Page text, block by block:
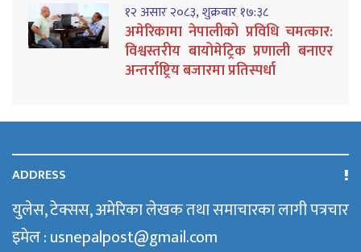
१२ असार २०८३, शुक्रबार १७:३८
अमेरिकामा नेपालीको प्रविधि चमत्कार:
विश्वस्तरीय बायोमेट्रिक प्रणाली बनाएर
अन्तर्राष्ट्रिय बजारमा प्रतिस्पर्धा
ADDRESS
युलेस, टेक्सस, अमेरिका लेखक तथा समाचारका लागी पत्रचार
इमेल : usnepalpost@gmail.com